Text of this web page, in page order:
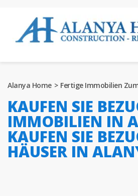
Ukrainian
PROJEKTE ZUM
FERTIGE IMMOBILIEN
Alanya Home Fertige Immobilien
KAUFEN SIE
IMMOBILIEN IN
KAUFEN SIE
HÄUSER IN